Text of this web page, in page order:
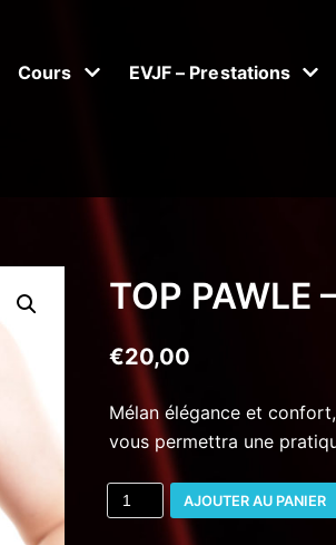
Cours EVJF – Prestations
TOP PAWLE
€20,00
Mélan élégance et
vous permettra une
AJOUTER AU PANIER